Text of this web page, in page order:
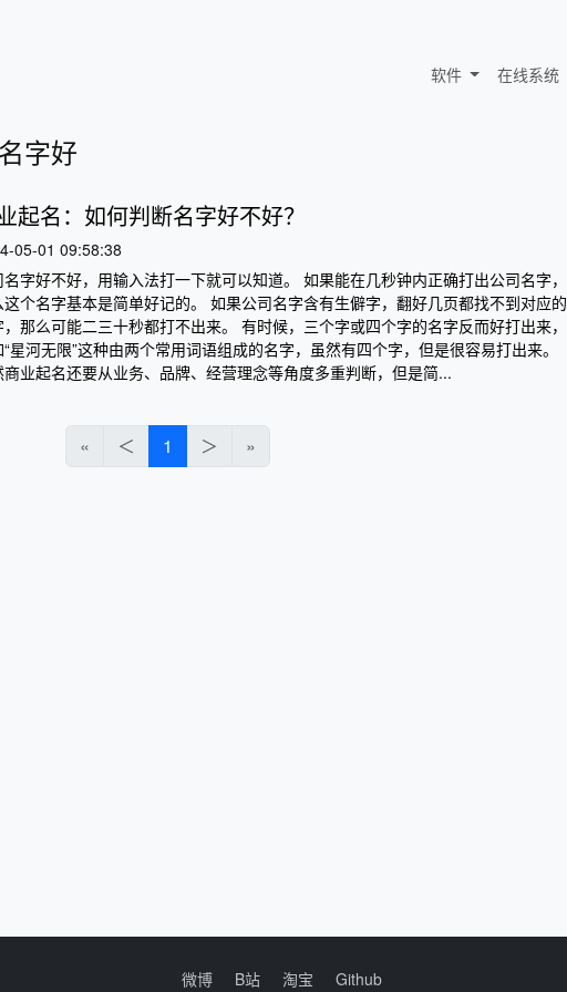
软件 在线系统
字好
起名：如何判断名字好不好？
05-01 09:58:38
名字好不好，用输入法打一下就可以知道。 如果能在几秒钟内正确打出公司名字，
这个名字基本是简单好记的。 如果公司名字含有生僻字，翻好几页都找不到对应的
那么可能二三十秒都打不出来。 有时候，三个字或四个字的名字反而好打出来，
星河无限”这种由两个常用词语组成的名字，虽然有四个字，但是很容易打出来。
商业起名还要从业务、品牌、经营理念等角度多重判断，但是简...
« ＜ 1 ＞ »
微博 B站 淘宝 Github